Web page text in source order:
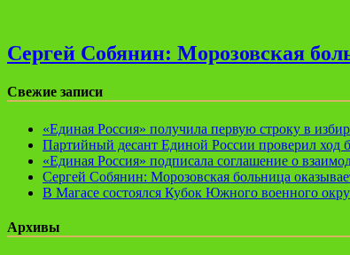
Сергей Собянин: Морозовская
Свежие записи
«Единая Россия» получила первую строку в
Партийный десант Единой России проверил ход
«Единая Россия» подписала соглашение о
Сергей Собянин: Морозовская больница
В Магасе состоялся Кубок Южного военного
Архивы